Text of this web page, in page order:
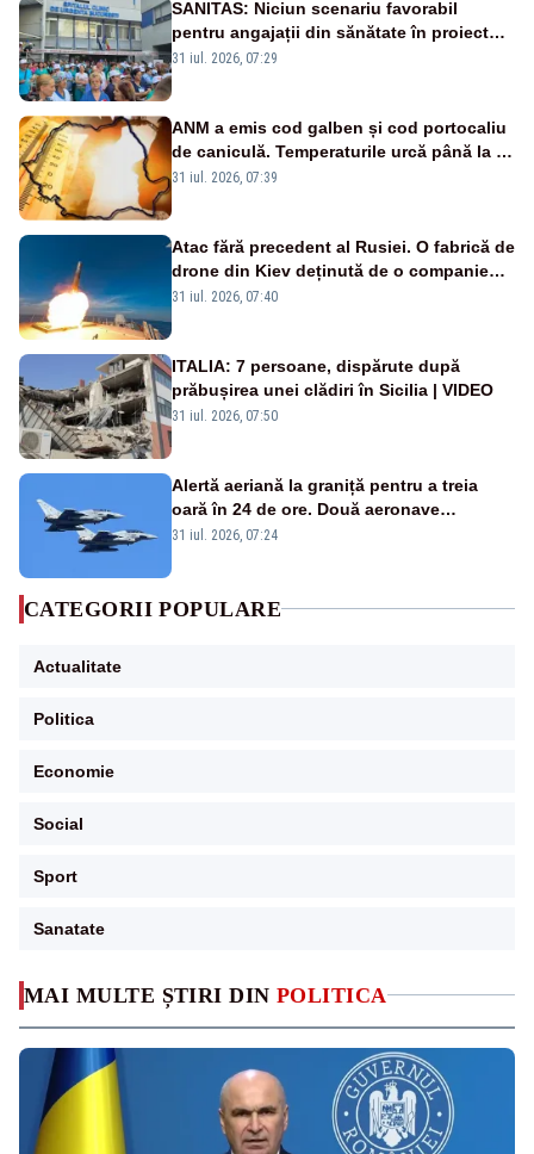
MAI MULTE ȘTIRI DIN POLITICA
SANITAS: Niciun scenariu favorabil
pentru angajații din sănătate în proiectul
Legii salarizării
31 iul. 2026, 07:29
ANM a emis cod galben și cod portocaliu
de caniculă. Temperaturile urcă până la 38
de grade, iar nopțile devin tropicale
31 iul. 2026, 07:39
Atac fără precedent al Rusiei. O fabrică de
drone din Kiev deținută de o companie
americană, distrusă de o rachetă
31 iul. 2026, 07:40
ITALIA: 7 persoane, dispărute după
prăbușirea unei clădiri în Sicilia | VIDEO
31 iul. 2026, 07:50
Alertă aeriană la graniță pentru a treia
oară în 24 de ore. Două aeronave
Eurofighter britanice au fost ridicate de la
31 iul. 2026, 07:24
CATEGORII POPULARE
Actualitate
Politica
Economie
Social
Sport
Sanatate